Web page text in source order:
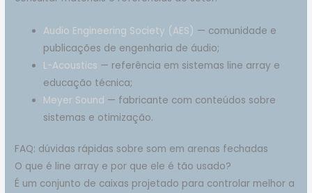
Audio Engineering Society (AES) — comunidade e
publicações de engenharia de áudio;
L-Acoustics — referência em sistemas line array e
educação técnica;
Meyer Sound — fabricante com conteúdos sobre
sistemas e otimização.
FAQ: dúvidas rápidas sobre som em arenas fechadas
O que é line array e por que ele é tão usado?
É um conjunto de caixas projetado para controlar melhor a